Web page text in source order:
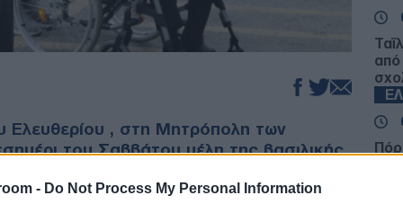
- Do Not Process My Personal Information
Ελευθερίου , στη Μητρόπολη των
του Σαββάτου μέλη της βασιλικής
για τον τέως βασιλιά Κωνσταντίνο,
κρίσιμη κατάσταση στην μονάδα
από
τη